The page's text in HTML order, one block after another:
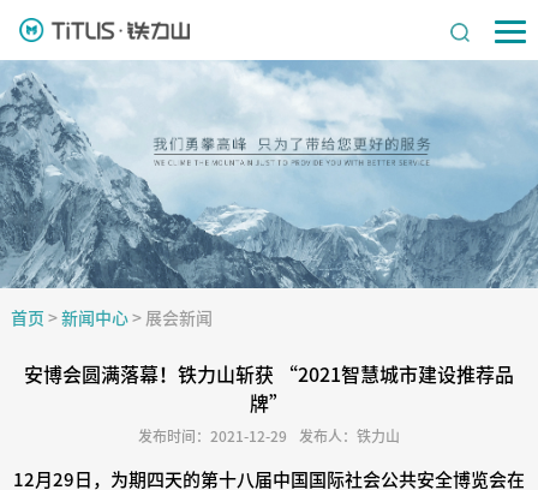
首页 > 新闻中心> 展会新闻
安博会圆满落幕！铁力山斩获 “2021智慧城市建设推荐品
牌”
发布时间：2021-12-29 发布人：铁力山
12月29日，为期四天的第十八届中国国际社会公共安全博览会在